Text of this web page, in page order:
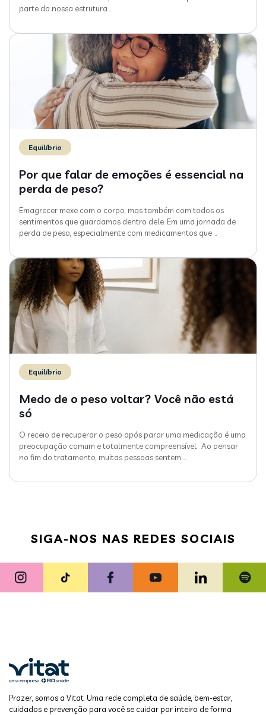
parte da nossa estrutura …
Equilíbrio
Por que falar de emoções é essencial na
perda de peso?
Emagrecer mexe com o corpo, mas também com todos os
sentimentos que guardamos dentro dele. Em uma jornada de
perda de peso, especialmente com medicamentos que…
Equilíbrio
Medo de o peso voltar? Você não está
só
O receio de recuperar o peso após parar uma medicação é uma
preocupação comum e totalmente compreensível. Ao pensar
no fim do tratamento, muitas pessoas sentem …
SIGA-NOS NAS REDES SOCIAIS
Prazer, somos a Vitat. Uma rede completa de saúde, bem-estar,
cuidados e prevenção para você se cuidar por inteiro de forma